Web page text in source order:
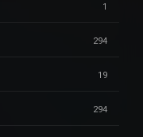
1
294
19
294